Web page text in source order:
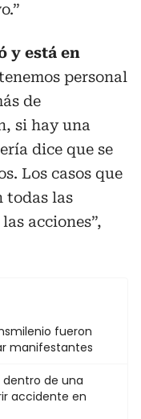
y está en
personal
de
si hay una
dice que se
Los casos que
todas las
acciones”,
fueron
manifestantes
dentro de una
accidente en